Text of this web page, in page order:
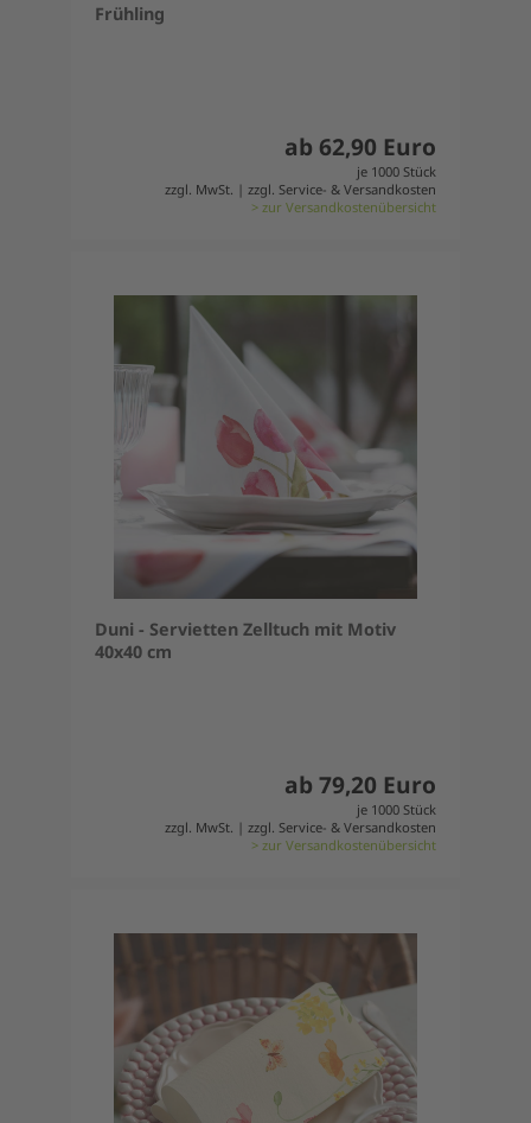
Frühling
ab 62,90 Euro
je 1000 Stück
zzgl. MwSt. | zzgl. Service- & Versandkosten
> zur Versandkostenübersicht
Duni - Servietten Zelltuch mit Motiv
40x40 cm
ab 79,20 Euro
je 1000 Stück
zzgl. MwSt. | zzgl. Service- & Versandkosten
> zur Versandkostenübersicht